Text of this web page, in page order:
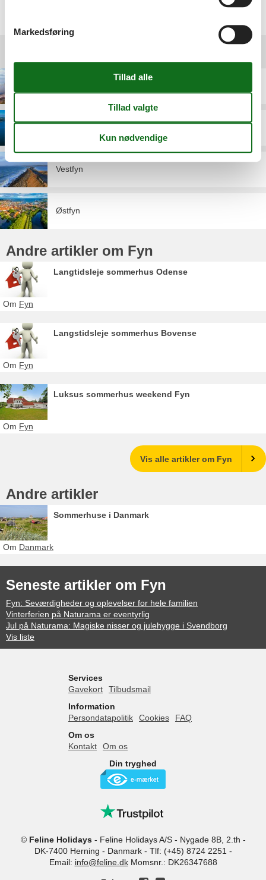
Sydfyn
Vestfyn
Østfyn
Andre artikler om Fyn
Langtidsleje sommerhus Odense
Om Fyn
Langstidsleje sommerhus Bovense
Om Fyn
Luksus sommerhus weekend Fyn
Om Fyn
Vis alle artikler om Fyn
Andre artikler
Sommerhuse i Danmark
Om Danmark
Seneste artikler om Fyn
Fyn: Seværdigheder og oplevelser for hele familien
Vinterferien på Naturama er eventyrlig
Jul på Naturama: Magiske nisser og julehygge i Svendborg
Vis liste
Services
Gavekort
Tilbudsmail
Information
Persondatapolitik
Cookies
FAQ
Om os
Kontakt
Om os
Din tryghed
© Feline Holidays- Feline Holidays A/S- Nygade 8B, 2.th -
DK-7400 Herning - Danmark - Tlf: (+45) 8724 2251 -
Email: info@feline.dk Momsnr.: DK26347688
Markedsføring